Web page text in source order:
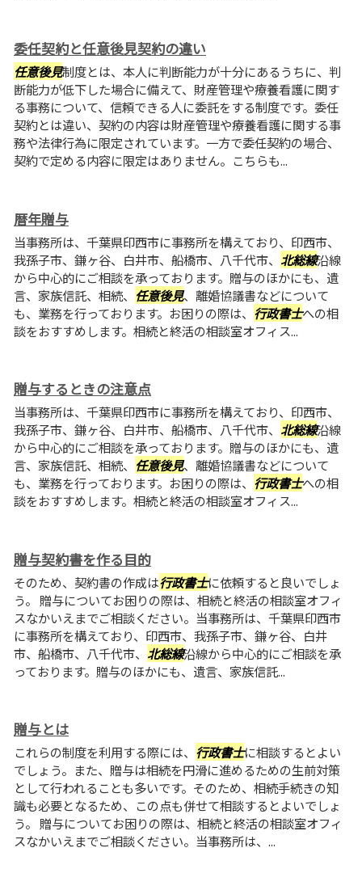
委任契約と任意後見契約の違い
任意後見制度とは、本人に判断能力が十分にあるうちに、判
断能力が低下した場合に備えて、財産管理や療養看護に関す
る事務について、信頼できる人に委託をする制度です。委任
契約とは違い、契約の内容は財産管理や療養看護に関する事
務や法律行為に限定されています。一方で委任契約の場合、
契約で定める内容に限定はありません。こちらも...
暦年贈与
当事務所は、千葉県印西市に事務所を構えており、印西市、
我孫子市、鎌ヶ谷、白井市、船橋市、八千代市、 北総線沿線
から中心的にご相談を承っております。贈与のほかにも、遺
言、家族信託、相続、 任意後見、離婚協議書などについて
も、業務を行っております。お困りの際は、 行政書士への相
談をおすすめします。相続と終活の相談室オフィス...
贈与するときの注意点
当事務所は、千葉県印西市に事務所を構えており、印西市、
我孫子市、鎌ヶ谷、白井市、船橋市、八千代市、 北総線沿線
から中心的にご相談を承っております。贈与のほかにも、遺
言、家族信託、相続、 任意後見、離婚協議書などについて
も、業務を行っております。お困りの際は、 行政書士への相
談をおすすめします。相続と終活の相談室オフィス...
贈与契約書を作る目的
そのため、契約書の作成は行政書士に依頼すると良いでしょ
う。 贈与についてお困りの際は、相続と終活の相談室オフィ
スなかいえまでご相談ください。当事務所は、千葉県印西市
に事務所を構えており、印西市、我孫子市、鎌ヶ谷、白井
市、船橋市、八千代市、 北総線沿線から中心的にご相談を承
っております。贈与のほかにも、遺言、家族信託...
贈与とは
これらの制度を利用する際には、 行政書士に相談するとよい
でしょう。また、贈与は相続を円滑に進めるための生前対策
として行われることも多いです。そのため、相続手続きの知
識も必要となるため、この点も併せて相談するとよいでしょ
う。 贈与についてお困りの際は、相続と終活の相談室オフィ
スなかいえまでご相談ください。当事務所は、...